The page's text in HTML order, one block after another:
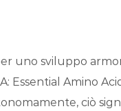
uno sviluppo
Essential Amino
ciò